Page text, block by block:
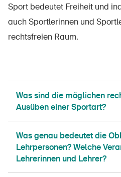
Sport bedeutet Freiheit und
auch Sportlerinnen und
rechtsfreien Raum.
Was sind die möglichen
Ausüben einer Sportart?
Was genau bedeutet die
Lehrpersonen? Welche
Lehrerinnen und Lehrer?